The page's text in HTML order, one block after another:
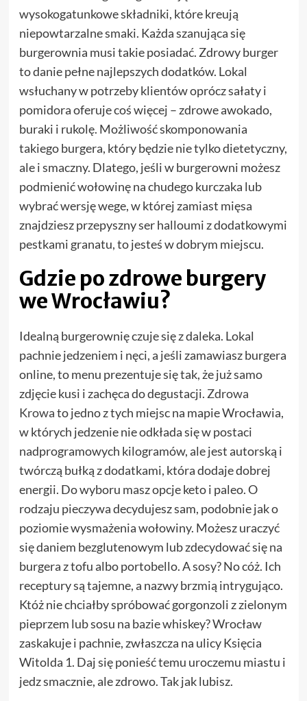
wysokogatunkowe składniki, które kreują
niepowtarzalne smaki. Każda szanująca się
burgerownia musi takie posiadać. Zdrowy burger
to danie pełne najlepszych dodatków. Lokal
wsłuchany w potrzeby klientów oprócz sałaty i
pomidora oferuje coś więcej – zdrowe awokado,
buraki i rukolę. Możliwość skomponowania
takiego burgera, który będzie nie tylko dietetyczny,
ale i smaczny. Dlatego, jeśli w burgerowni możesz
podmienić wołowinę na chudego kurczaka lub
wybrać wersję wege, w której zamiast mięsa
znajdziesz przepyszny ser halloumi z dodatkowymi
pestkami granatu, to jesteś w dobrym miejscu.
Gdzie po zdrowe burgery
we Wrocławiu?
Idealną burgerownię czuje się z daleka. Lokal
pachnie jedzeniem i nęci, a jeśli zamawiasz burgera
online, to menu prezentuje się tak, że już samo
zdjęcie kusi i zachęca do degustacji. Zdrowa
Krowato jedno z tych miejsc na mapie Wrocławia,
w których jedzenie nie odkłada się w postaci
nadprogramowych kilogramów, ale jest autorską i
twórczą bułką z dodatkami, która dodaje dobrej
energii. Do wyboru masz opcje keto i paleo. O
rodzaju pieczywa decydujesz sam, podobnie jak o
poziomie wysmażenia wołowiny. Możesz uraczyć
się daniem bezglutenowym lub zdecydować się na
burgera z tofu albo portobello. A sosy? No cóż. Ich
receptury są tajemne, a nazwy brzmią intrygująco.
Któż nie chciałby spróbować gorgonzoli z zielonym
pieprzem lub sosu na bazie whiskey? Wrocław
zaskakuje i pachnie, zwłaszcza na ulicy Księcia
Witolda 1. Daj się ponieść temu uroczemu miastu i
jedz smacznie, ale zdrowo. Tak jak lubisz.